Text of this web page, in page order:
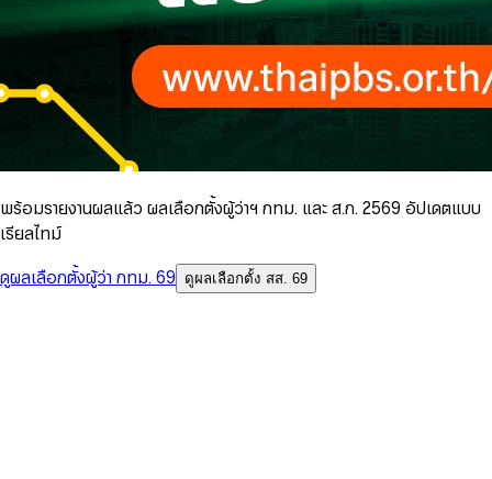
พร้อมรายงานผลแล้ว ผลเลือกตั้งผู้ว่าฯ กทม. และ ส.ก. 2569 อัปเดตแบบ
เรียลไทม์
ดูผลเลือกตั้งผู้ว่า กทม. 69
ดูผลเลือกตั้ง สส. 69